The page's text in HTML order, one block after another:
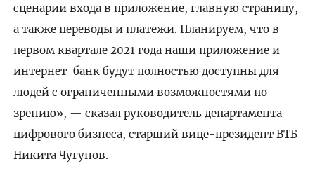
сценарии входа в приложение, главную страницу,
а также переводы и платежи. Планируем, что в
первом квартале 2021 года наши приложение и
интернет-банк будут полностью доступны для
людей с ограниченными возможностями по
зрению», — сказал руководитель департамента
цифрового бизнеса, старший вице-президент ВТБ
Никита Чугунов.